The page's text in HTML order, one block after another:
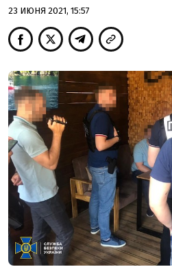
23 ИЮНЯ 2021, 15:57